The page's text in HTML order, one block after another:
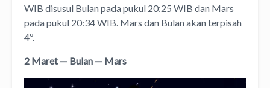
WIB disusul Bulan pada pukul 20:25 WIB dan Mars
pada pukul 20:34 WIB. Mars dan Bulan akan terpisah
4º.
2 Maret — Bulan — Mars